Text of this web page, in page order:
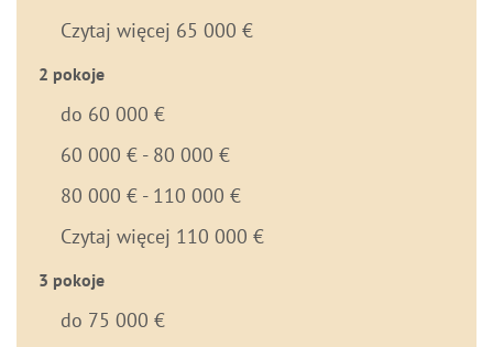
Czytaj więcej 65 000 €
2 pokoje
do 60 000 €
60 000 € - 80 000 €
80 000 € - 110 000 €
Czytaj więcej 110 000 €
3 pokoje
do 75 000 €